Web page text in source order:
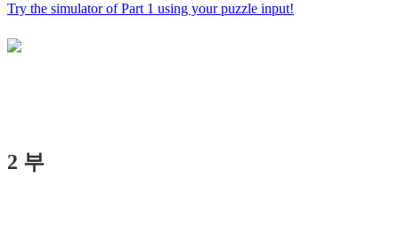
Try the simulator of Part 1 using your puzzle input!
2 부